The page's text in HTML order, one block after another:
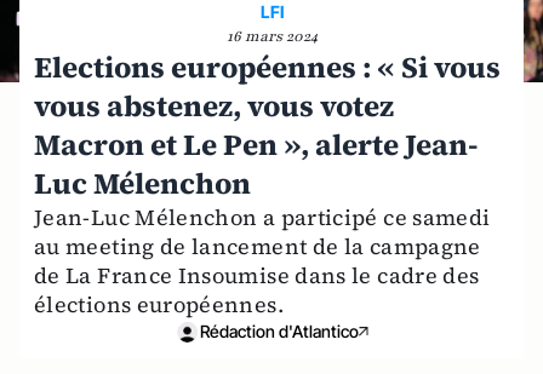
LFI
16 mars 2024
Elections européennes : « Si vous
vous abstenez, vous votez
Macron et Le Pen », alerte Jean-
Luc Mélenchon
Jean-Luc Mélenchon a participé ce samedi
au meeting de lancement de la campagne
de La France Insoumise dans le cadre des
élections européennes.
Rédaction d'Atlantico